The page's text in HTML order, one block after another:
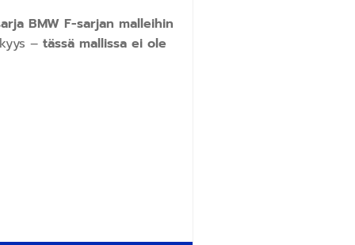
BMW F-sarjan malleihin
– tässä mallissa ei ole